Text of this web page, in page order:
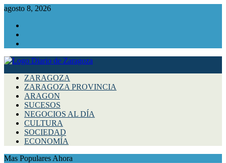
agosto 8, 2026
ZARAGOZA
ZARAGOZA PROVINCIA
ARAGON
SUCESOS
NEGOCIOS AL DÍA
CULTURA
SOCIEDAD
ECONOMÍA
Mas Populares Ahora